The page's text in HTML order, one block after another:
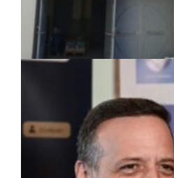
ΤΟΠΙΚΗ ΑΥΤΟΔΙΟΙΚΗΣΗ 07/08/
Δήμος Πετρούπολης:
συντήρησης σε
εγκαταστάσεις